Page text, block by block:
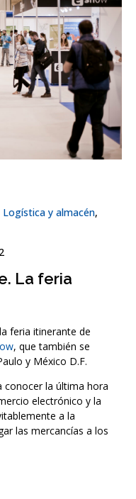
Logística y almacén,
La feria
feria itinerante de
, que también se
y México D.F.
conocer la última hora
electrónico y la
a la
las mercancías a los